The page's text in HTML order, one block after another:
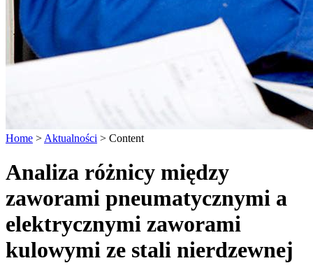
Home > Aktualności > Content
Analiza różnicy między
zaworami pneumatycznymi a
elektrycznymi zaworami
kulowymi ze stali nierdzewnej